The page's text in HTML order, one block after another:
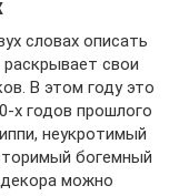
словах описать
свои
В этом году это
х годов прошлого
неукротимый
богемный
можно